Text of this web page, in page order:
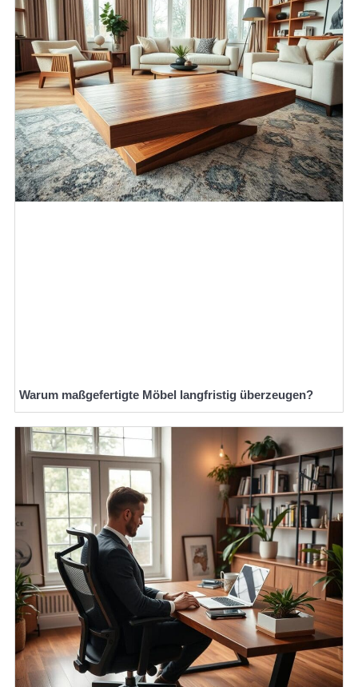
Warum maßgefertigte Möbel langfristig überzeugen?